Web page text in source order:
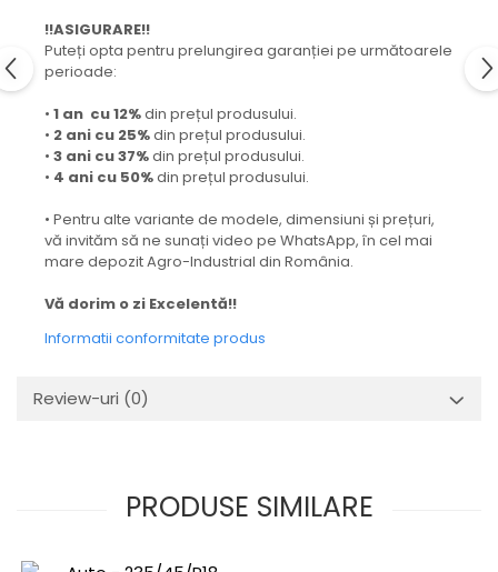
!!ASIGURARE!!
Puteți opta pentru prelungirea garanției pe următoarele
perioade:
• 1 an cu 12%din prețul produsului.
• 2 ani cu 25%din prețul produsului.
• 3 ani cu 37%din prețul produsului.
• 4 ani cu 50%din prețul produsului.
• Pentru alte variante de modele, dimensiuni și prețuri,
vă invităm să ne sunați video pe WhatsApp, în cel mai
mare depozit Agro-Industrial din România.
Vă dorim o zi Excelentă!!
Informatii conformitate produs
Review-uri (0)
PRODUSE SIMILARE